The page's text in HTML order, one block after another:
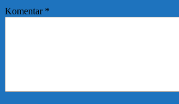
Komentar *